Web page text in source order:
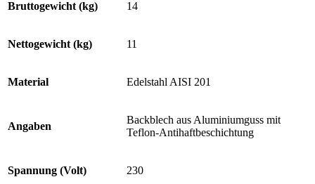
Bruttogewicht (kg) 14
Nettogewicht (kg) 11
Material Edelstahl AISI 201
Angaben
Backblech aus Aluminiumguss mit
Teflon-Antihaftbeschichtung
Spannung (Volt) 230